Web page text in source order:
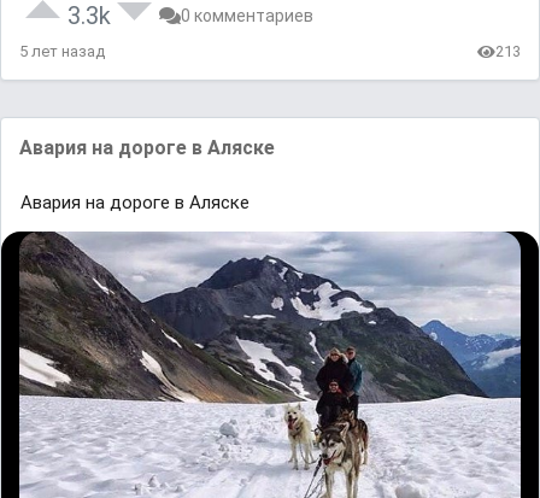
3.3k 0 комментариев
5 лет назад 213
Aвaрия нa дороге в Aляске
Aвaрия нa дороге в Aляске